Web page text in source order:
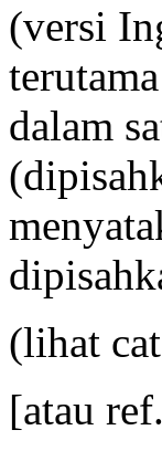
(versi
dalam
(lihat
[atau ref.